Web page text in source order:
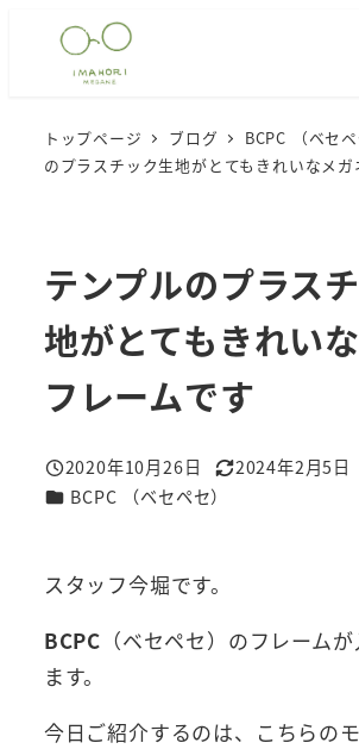
トップページ ブログ BCPC （ベセペ
のプラスチック生地がとてもきれいなメ
テンプルのプラス
地がとてもきれい
フレームです
投稿日
2020年10月26日
更新日
2024年2月5日
カテゴリー
BCPC （ベセペセ）
スタッフ今堀です。
BCPC （ベセペセ）のフレーム
ます。
今日ご紹介するのは、こちらのモ